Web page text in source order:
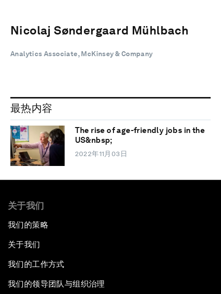
Nicolaj Søndergaard Mühlbach
Analytics Associate, McKinsey & Company
最热内容
The rise of age-friendly jobs in the
US&nbsp;
2022年11月03日
关于我们
我们的策略
关于我们
我们的工作方式
我们的领导团队与组织治理